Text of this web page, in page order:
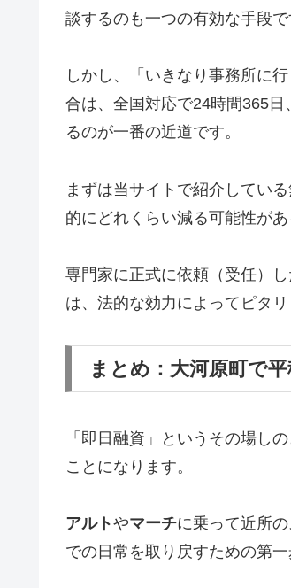
談するのも一つの有効な手段で
しかし、「いきなり事務所に
合は、全国対応で24時間365
るのが一番の近道です。
まずは当サイトで紹介してい
的にどれくらい減る可能性が
専門家に正式に依頼（受任）
は、法的な効力によってピタリ
まとめ：大河原町で
「即日融資」というその場し
ことになります。
アルトやマーチに乗って近所
での日常を取り戻すための第